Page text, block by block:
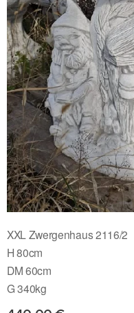
XXL Zwergenhaus 2116/2
H 80cm
DM 60cm
G 340kg